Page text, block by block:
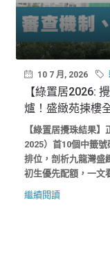
10 7 月, 2026
【綠置居2026:
爐！盛緻苑揀樓
【綠置居攪珠結果
2025）首10個中籤
排位，剖析九龍灣盛
初生優先配額，一文
繼續閱讀